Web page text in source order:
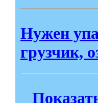
Нужен
грузчик,